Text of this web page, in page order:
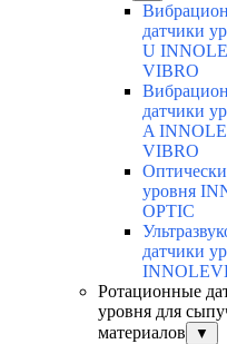
датчики
U
VIBRO
датчики
A
VIBRO
уровня
OPTIC
датчики
Ротационные
уровня для
материалов
▼